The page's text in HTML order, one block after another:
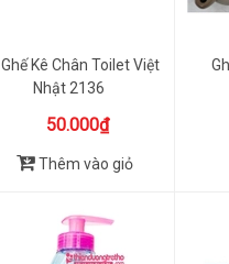
Ghế Kê Chân Toilet Việt
Nhật 2136
50.000₫
Thêm vào giỏ